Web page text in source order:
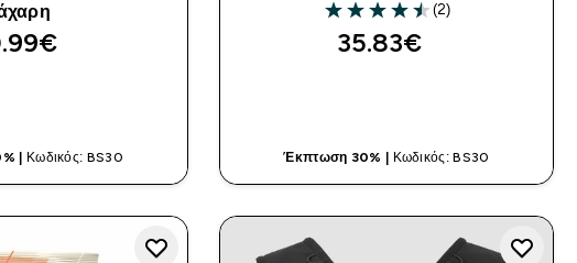
| Κωδικός: BS30
4.5 out of 5 stars
(2)
35.83€‎
Έκπτωση 30% | Κωδικός: BS30